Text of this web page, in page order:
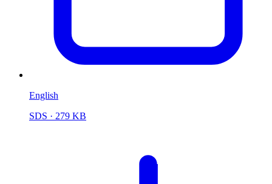
English
SDS · 279 KB